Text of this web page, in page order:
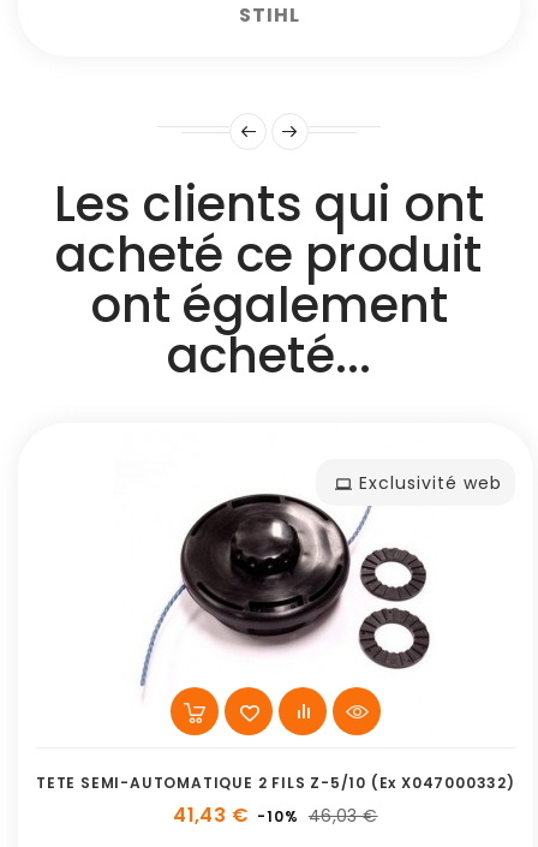
STIHL
Les clients qui ont
acheté ce produit
ont également
acheté...
Exclusivité web
TETE SEMI-AUTOMATIQUE 2 FILS Z-5/10 (ex X047000332)
41,43 € -10% 46,03 €